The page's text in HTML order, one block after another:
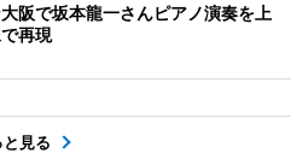
阪で坂本龍一さんピアノ演奏を上
再現
と見る